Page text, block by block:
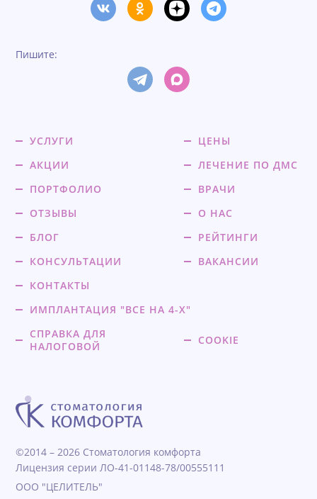
Пишите:
УСЛУГИ
ЦЕНЫ
АКЦИИ
ЛЕЧЕНИЕ ПО ДМС
ПОРТФОЛИО
ВРАЧИ
ОТЗЫВЫ
О НАС
БЛОГ
РЕЙТИНГИ
КОНСУЛЬТАЦИИ
ВАКАНСИИ
КОНТАКТЫ
ИМПЛАНТАЦИЯ "ВСЕ НА 4-Х"
СПРАВКА ДЛЯ
НАЛОГОВОЙ
COOKIE
©2014 – 2026 Стоматология комфорта
Лицензия серии ЛО-41-01148-78/00555111
ООО "ЦЕЛИТЕЛЬ"